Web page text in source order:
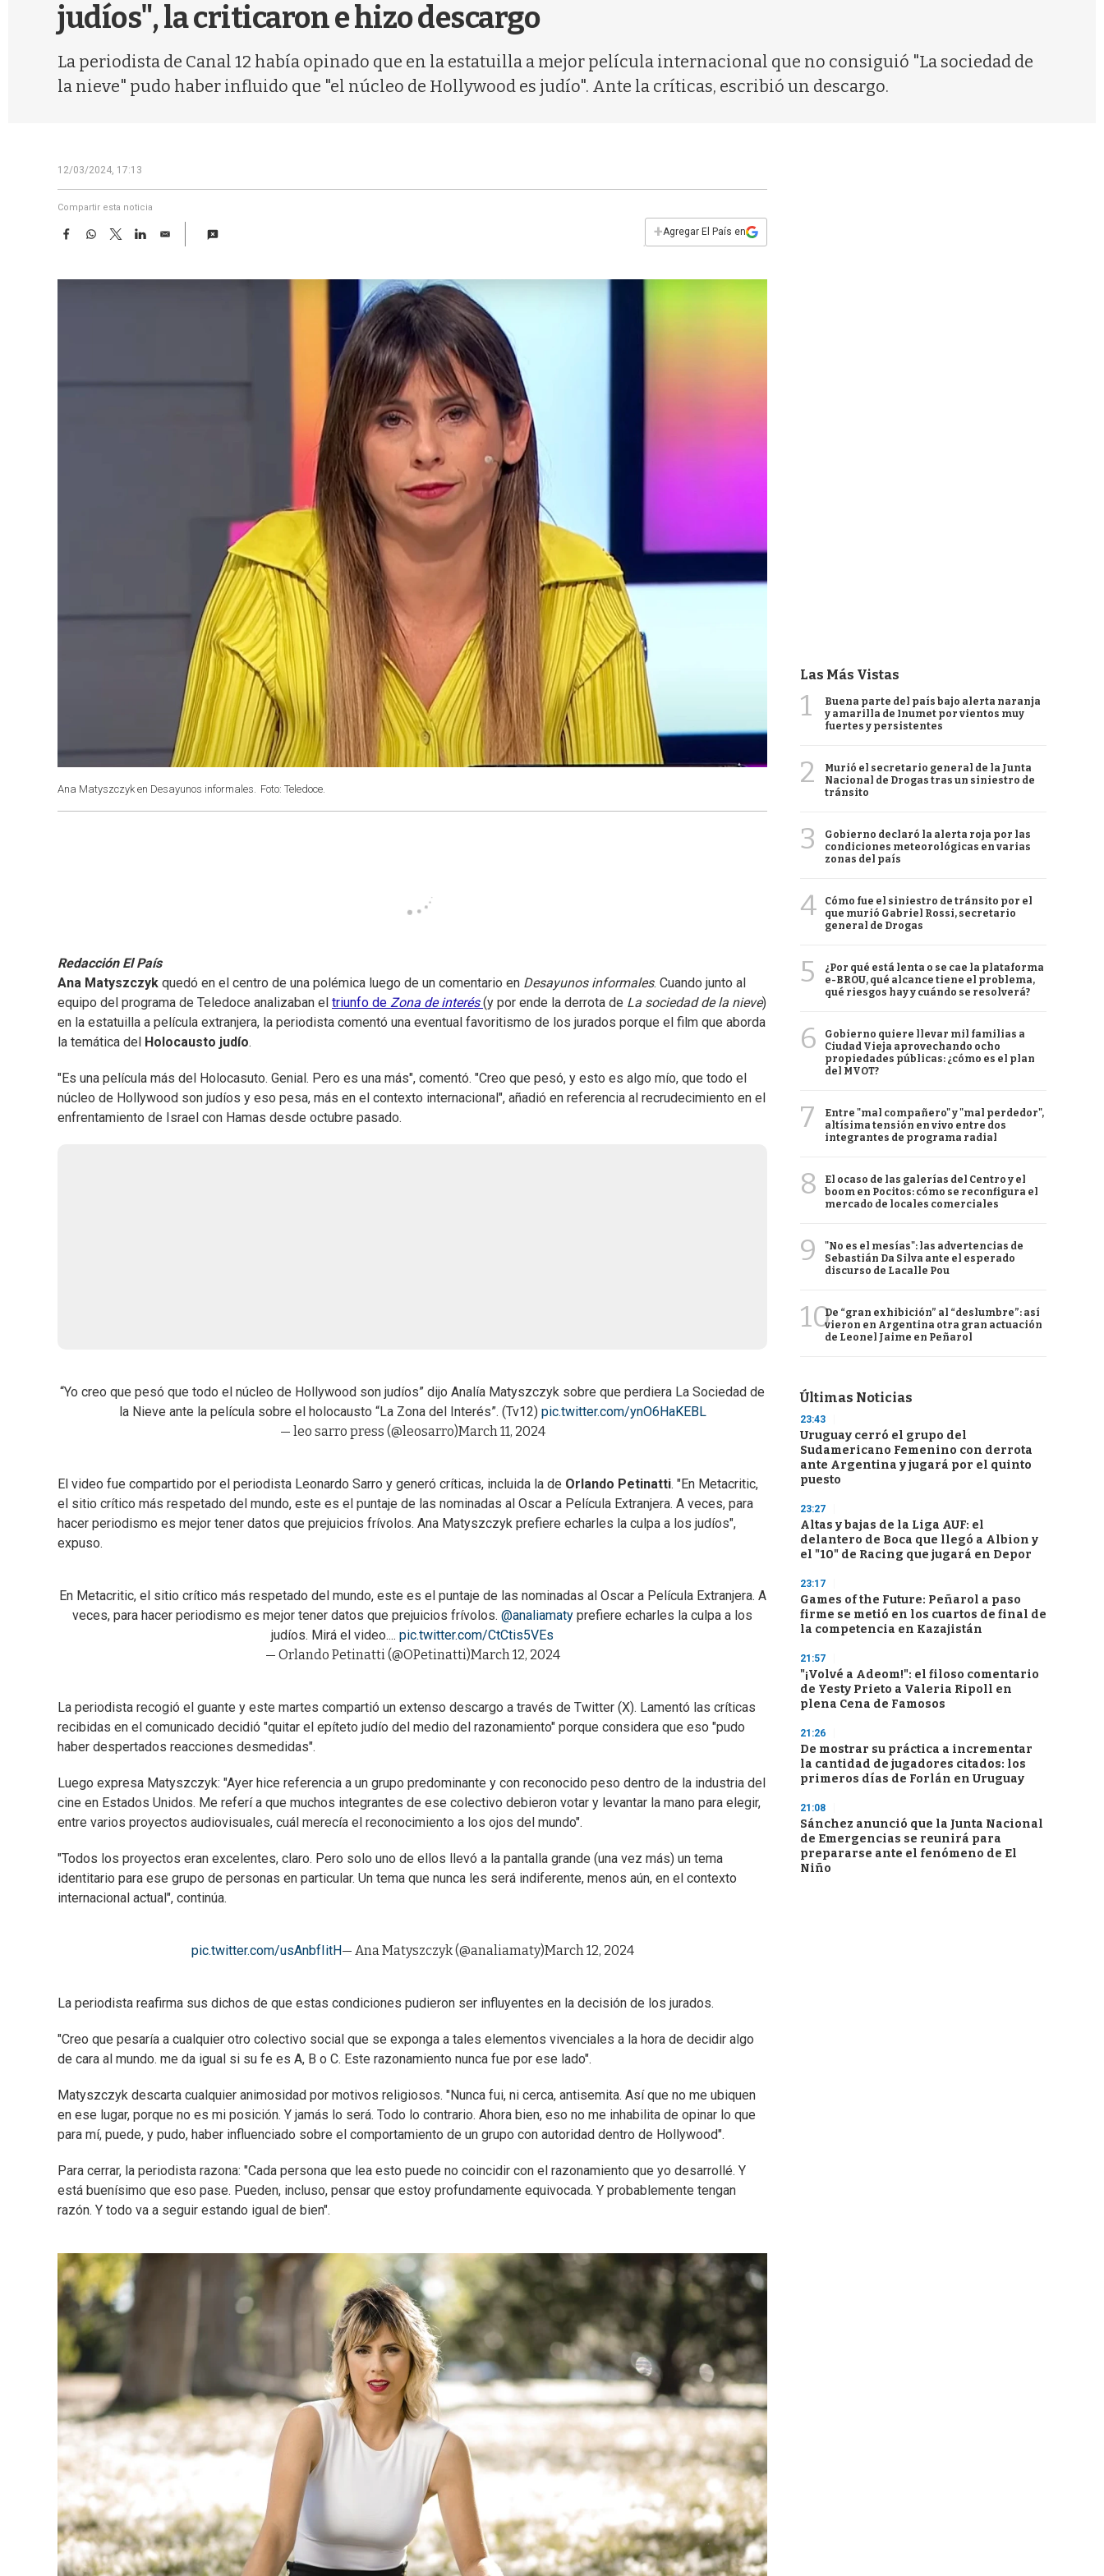
judíos", la criticaron e hizo descargo
La periodista de Canal 12 había opinado que en la estatuilla a mejor película internacional que no consiguió "La sociedad de
la nieve" pudo haber influido que "el núcleo de Hollywood es judío". Ante la críticas, escribió un descargo.
12/03/2024, 17:13
Compartir esta noticia
F
e
W
t
T
w
t
L
k
E
i
+Agregar El País en
Ana Matyszczyk en Desayunos informales. Foto: Teledoce.
Redacción El País
Ana Matyszczyk quedó en el centro de una polémica luego de un comentario en Desayunos informales. Cuando junto al
equipo del programa de Teledoce analizaban el triunfo de Zona de interés (y por ende la derrota de La sociedad de la nieve)
en la estatuilla a película extranjera, la periodista comentó una eventual favoritismo de los jurados porque el film que aborda
la temática del
Holocausto judío.
"Es una película más del Holocasuto. Genial. Pero es una más", comentó. "Creo que pesó, y esto es algo mío, que todo el
núcleo de Hollywood son judíos y eso pesa, más en el contexto internacional", añadió en referencia al recrudecimiento en el
enfrentamiento de Israel con Hamas desde octubre pasado.
“Yo creo que pesó que todo el núcleo de Hollywood son judíos” dijo Analía Matyszczyk sobre que perdiera La Sociedad de
la Nieve ante la película sobre el holocausto “La Zona del Interés”. (Tv12) pic.twitter.com/ynO6HaKEBL
— leo sarro press (@leosarro)March 11, 2024
El video fue compartido por el periodista Leonardo Sarro y generó críticas, incluida la de Orlando Petinatti. "En Metacritic,
el sitio crítico más respetado del mundo, este es el puntaje de las nominadas al Oscar a Película Extranjera. A veces, para
hacer periodismo es mejor tener datos que prejuicios frívolos. Ana Matyszczyk prefiere echarles la culpa a los judíos",
expuso.
En Metacritic, el sitio crítico más respetado del mundo, este es el puntaje de las nominadas al Oscar a Película Extranjera. A
veces, para hacer periodismo es mejor tener datos que prejuicios frívolos. @analiamaty prefiere echarles la culpa a los
judíos. Mirá el video.... pic.twitter.com/CtCtis5VEs
— Orlando Petinatti (@OPetinatti)March 12, 2024
La periodista recogió el guante y este martes compartió un extenso descargo a través de Twitter (X). Lamentó las críticas
recibidas en el comunicado decidió "quitar el epíteto judío del medio del razonamiento" porque considera que eso "pudo
haber despertados reacciones desmedidas".
Luego expresa Matyszczyk: "Ayer hice referencia a un grupo predominante y con reconocido peso dentro de la industria del
cine en Estados Unidos. Me referí a que muchos integrantes de ese colectivo debieron votar y levantar la mano para elegir,
entre varios proyectos audiovisuales, cuál merecía el reconocimiento a los ojos del mundo".
"Todos los proyectos eran excelentes, claro. Pero solo uno de ellos llevó a la pantalla grande (una vez más) un tema
identitario para ese grupo de personas en particular. Un tema que nunca les será indiferente, menos aún, en el contexto
internacional actual", continúa.
pic.twitter.com/usAnbfIitH— Ana Matyszczyk (@analiamaty)March 12, 2024
La periodista reafirma sus dichos de que estas condiciones pudieron ser influyentes en la decisión de los jurados.
"Creo que pesaría a cualquier otro colectivo social que se exponga a tales elementos vivenciales a la hora de decidir algo
de cara al mundo. me da igual si su fe es A, B o C. Este razonamiento nunca fue por ese lado".
Matyszczyk descarta cualquier animosidad por motivos religiosos. "Nunca fui, ni cerca, antisemita. Así que no me ubiquen
en ese lugar, porque no es mi posición. Y jamás lo será. Todo lo contrario. Ahora bien, eso no me inhabilita de opinar lo que
para mí, puede, y pudo, haber influenciado sobre el comportamiento de un grupo con autoridad dentro de Hollywood".
Para cerrar, la periodista razona: "Cada persona que lea esto puede no coincidir con el razonamiento que yo desarrollé. Y
está buenísimo que eso pase. Pueden, incluso, pensar que estoy profundamente equivocada. Y probablemente tengan
razón. Y todo va a seguir estando igual de bien".
Las Más Vistas
1
Buena parte del país bajo alerta naranja
y amarilla de Inumet por vientos muy
fuertes y persistentes
2
Murió el secretario general de la Junta
Nacional de Drogas tras un siniestro de
tránsito
3
Gobierno declaró la alerta roja por las
condiciones meteorológicas en varias
zonas del país
4
Cómo fue el siniestro de tránsito por el
que murió Gabriel Rossi, secretario
general de Drogas
5
¿Por qué está lenta o se cae la plataforma
e-BROU, qué alcance tiene el problema,
qué riesgos hay y cuándo se resolverá?
6
Gobierno quiere llevar mil familias a
Ciudad Vieja aprovechando ocho
propiedades públicas: ¿cómo es el plan
del MVOT?
7
Entre "mal compañero" y "mal perdedor",
altísima tensión en vivo entre dos
integrantes de programa radial
8
El ocaso de las galerías del Centro y el
boom en Pocitos: cómo se reconfigura el
mercado de locales comerciales
9
"No es el mesías": las advertencias de
Sebastián Da Silva ante el esperado
discurso de Lacalle Pou
10De “gran exhibición” al “deslumbre”: así
vieron en Argentina otra gran actuación
de Leonel Jaime en Peñarol
Últimas Noticias
23:43
Uruguay cerró el grupo del
Sudamericano Femenino con derrota
ante Argentina y jugará por el quinto
puesto
23:27
Altas y bajas de la Liga AUF: el
delantero de Boca que llegó a Albion y
el "10" de Racing que jugará en Depor
23:17
Games of the Future: Peñarol a paso
firme se metió en los cuartos de final de
la competencia en Kazajistán
21:57
"¡Volvé a Adeom!": el filoso comentario
de Yesty Prieto a Valeria Ripoll en
plena Cena de Famosos
21:26
De mostrar su práctica a incrementar
la cantidad de jugadores citados: los
primeros días de Forlán en Uruguay
21:08
Sánchez anunció que la Junta Nacional
de Emergencias se reunirá para
prepararse ante el fenómeno de El
Niño